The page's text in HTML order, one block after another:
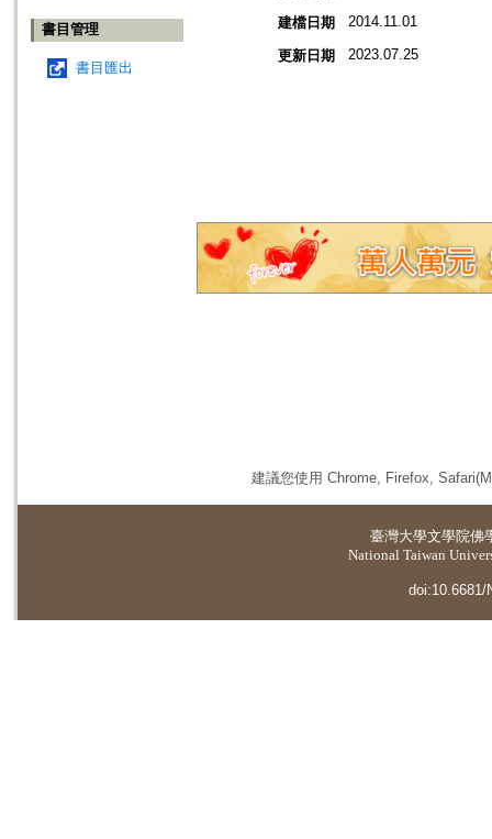
書目管理
書目匯出
建檔日期 2014.11.01
更新日期 2023.07.25
建議您使用 Chrome, Firefox,
臺灣大學文學院佛
National Taiwan
doi:10.6681/